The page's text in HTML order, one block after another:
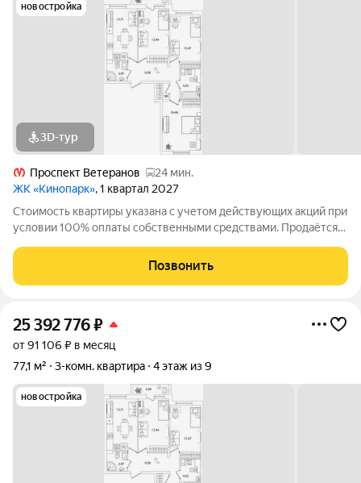
новостройка
3D-тур
Проспект Ветеранов
24 мин.
ЖК «Кинопарк», 1 квартал 2027
Стоимость квартиры указана с учетом действующих акций при
условии 100% оплаты собственными средствами. Продаётся
(Росстройинвест). Квартира находится в 9 этажном доме, в
Очередь 1, Корпус 1
Позвонить
25 392 776₽
от 91 106 ₽ в месяц
77,1 м²
3-комн. квартира 4 этаж из 9
новостройка